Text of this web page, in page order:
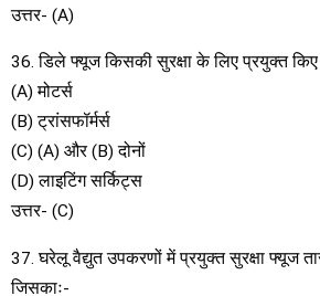
उत्तर- (A)
36. डिले फ्यूज किसकी सुरक्षा के लिए प्रयुक्त
(A) मोटर्स
(B) ट्रांसफॉर्मर्स
(C) (A) और (B) दोनों
(D) लाइटिंग सर्किट्स
उत्तर- (C)
37. घरेलू वैद्युत उपकरणों में प्रयुक्त सुरक्षा फ्यूज
जिसकाः-